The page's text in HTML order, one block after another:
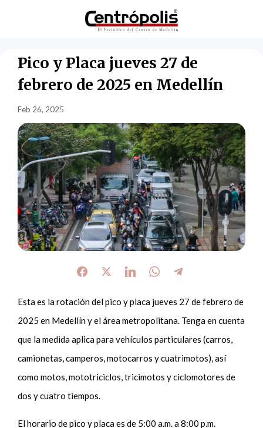
Pico y Placa jueves 27 de
febrero de 2025 en Medellín
Feb 26, 2025
Esta es la rotación del pico y placa jueves 27 de febrero de
2025 en Medellín y el área metropolitana. Tenga en cuenta
que la medida aplica para vehículos particulares (carros,
camionetas, camperos, motocarros y cuatrimotos), así
como motos, mototriciclos, tricimotos y ciclomotores de
dos y cuatro tiempos.
El horario de pico y placa es de 5:00 a.m. a 8:00 p.m.